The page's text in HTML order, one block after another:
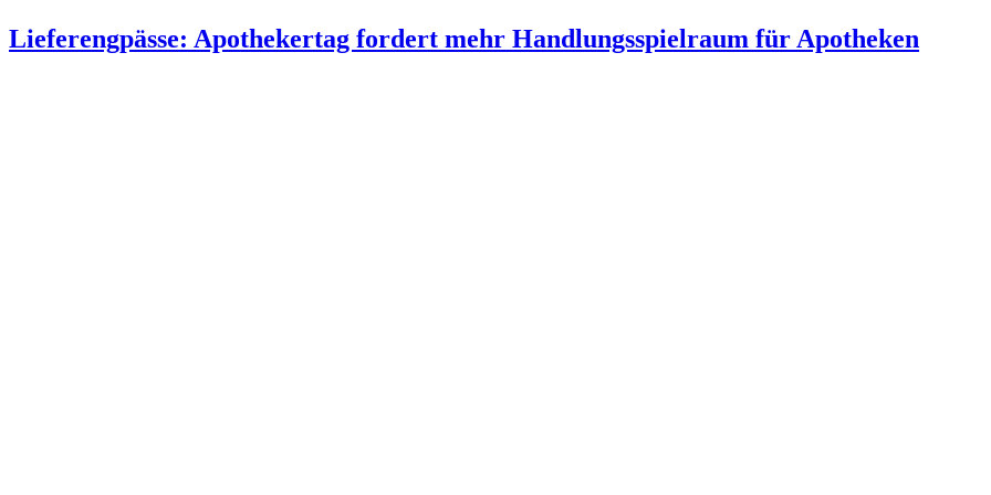
Lieferengpässe: Apothekertag fordert mehr Handlungsspielraum für Apotheken